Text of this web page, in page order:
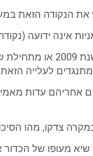
את הנקודה הזאת
אינה ידועה
לעלייה
אחריהם עדות
צדקו, מהו
מעופו של הכדור